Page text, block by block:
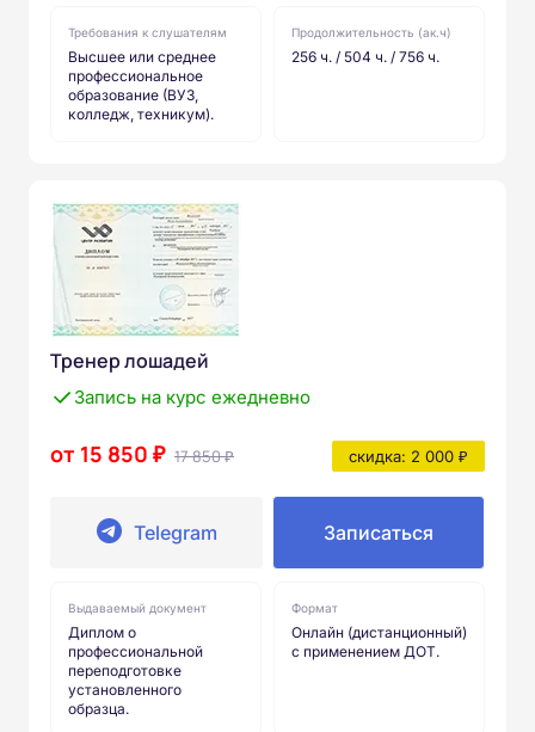
Требования к слушателям
Высшее или среднее
профессиональное
образование (ВУЗ,
колледж, техникум).
Продолжительность (ак.ч)
256 ч. / 504 ч. / 756 ч.
Тренер лошадей
Запись на курс ежедневно
от 15 850 ₽ 17 850 ₽ скидка: 2 000 ₽
Telegram Записаться
Выдаваемый документ
Диплом о
профессиональной
переподготовке
установленного
образца.
Формат
Онлайн (дистанционный)
с применением ДОТ.